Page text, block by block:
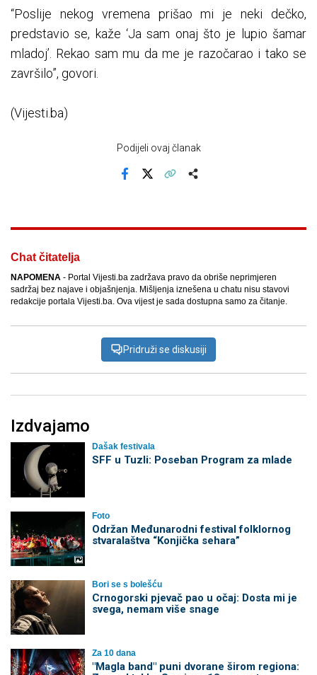
“Poslije nekog vremena prišao mi je neki dečko,
predstavio se, kaže ‘Ja sam onaj što je lupio šamar
mladoj’. Rekao sam mu da me je razočarao i tako se
završilo”, govori.
(Vijesti.ba)
Podijeli ovaj članak
Chat čitatelja
NAPOMENA - Portal Vijesti.ba zadržava pravo da obriše neprimjeren
sadržaj bez najave i objašnjenja. Mišljenja iznešena u chatu nisu stavovi
redakcije portala Vijesti.ba. Ova vijest je sada dostupna samo za čitanje.
Pridruži se diskusiji
Izdvajamo
Dašak festivala
SFF u Tuzli: Poseban Program za mlade
Foto
Održan Međunarodni festival folklornog
stvaralaštva “Konjička sehara”
Bori se s bolešću
Crnogorski pjevač pao u očaj: Dosta mi je
svega, nemam više snage
Za 10 dana
"Magla band" puni dvorane širom regiona: